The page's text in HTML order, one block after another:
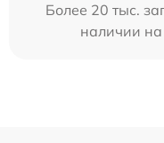
Более 20 тыс.
наличии на